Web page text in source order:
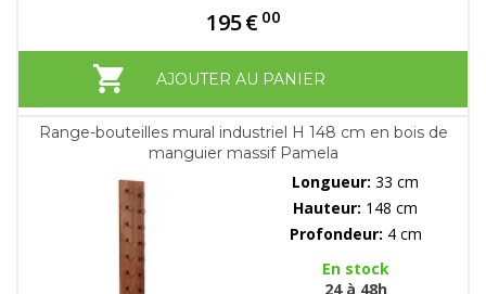
195€ 00
AJOUTER AU PANIER
Range-bouteilles mural industriel H 148 cm en bois de
manguier massif Pamela
Longueur: 33 cm
Hauteur: 148 cm
Profondeur: 4 cm
En stock
24 à 48h